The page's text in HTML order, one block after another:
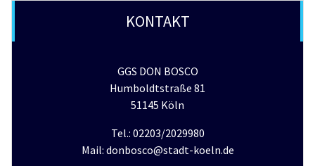
KONTAKT
GGS DON BOSCO
Humboldtstraße 81
51145 Köln
Tel.: 02203/2029980
Mail: donbosco@stadt-koeln.de